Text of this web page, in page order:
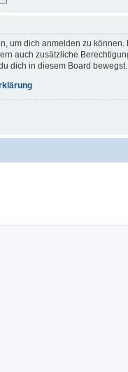
um dich anmelden zu
auch zusätzliche
dich in diesem Board bewegst.